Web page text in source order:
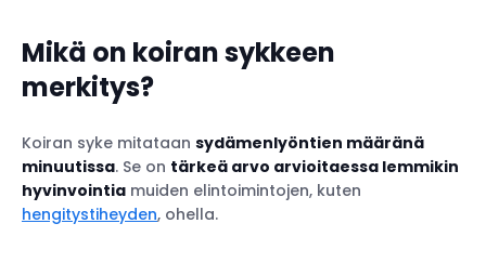
Mikä on koiran sykkeen
merkitys?
Koiran syke mitataan sydämenlyöntien määränä
minuutissa. Se on tärkeä arvo arvioitaessa lemmikin
hyvinvointia muiden elintoimintojen, kuten
hengitystiheyden, ohella.